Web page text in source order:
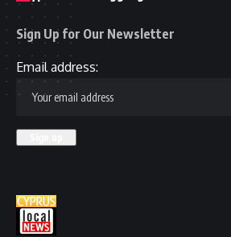
Sign Up for Our Newsletter
Email address: